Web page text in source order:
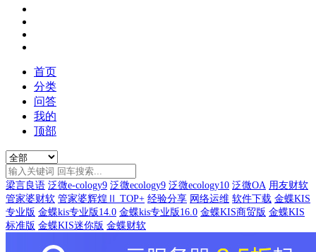
首页
分类
问答
我的
顶部
梁言良语 泛微e-cology9 泛微ecology9 泛微ecology10 泛微OA 用友财软
管家婆财软 管家婆辉煌Ⅱ TOP+ 经验分享 网络运维 软件下载 金蝶KIS
专业版 金蝶kis专业版14.0 金蝶kis专业版16.0 金蝶KIS商贸版 金蝶KIS
标准版 金蝶KIS迷你版 金蝶财软